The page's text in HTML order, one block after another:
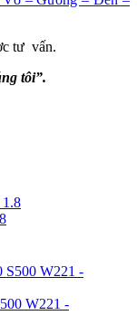
tư vấn.
tôi”.
W221 -